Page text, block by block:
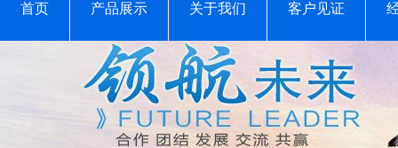
首页 产品展示 关于我们 客户见证